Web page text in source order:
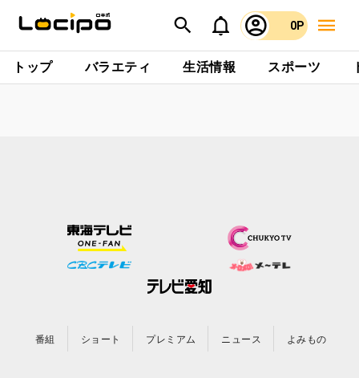
0P
トップ バラエティ 生活情報 スポーツ
番組 ショート プレミアム ニュース よみもの